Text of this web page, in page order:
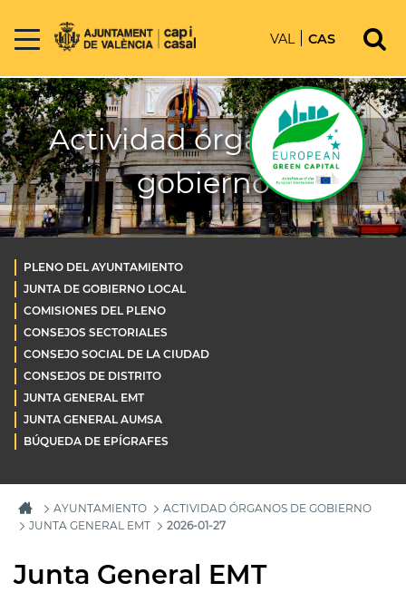
VAL CAS
Actividad órganos de
gobierno
PLENO DEL AYUNTAMIENTO
JUNTA DE GOBIERNO LOCAL
COMISIONES DEL PLENO
CONSEJOS SECTORIALES
CONSEJO SOCIAL DE LA CIUDAD
CONSEJOS DE DISTRITO
JUNTA GENERAL EMT
JUNTA GENERAL AUMSA
BÚQUEDA DE EPÍGRAFES
AYUNTAMIENTO
ACTIVIDAD ÓRGANOS DE GOBIERNO
JUNTA GENERAL EMT
2026-01-27
Junta General EMT